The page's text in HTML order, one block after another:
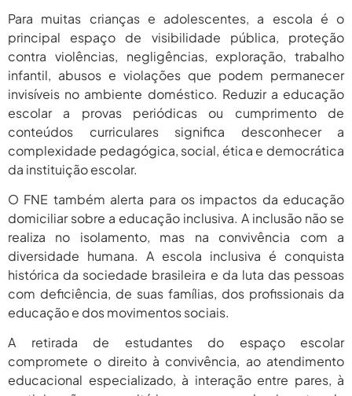
Para muitas crianças e adolescentes, a escola é o
principal espaço de visibilidade pública, proteção
contra violências, negligências, exploração, trabalho
infantil, abusos e violações que podem permanecer
invisíveis no ambiente doméstico. Reduzir a educação
escolar a provas periódicas ou cumprimento de
conteúdos curriculares significa desconhecer a
complexidade pedagógica, social, ética e democrática
da instituição escolar.
O FNE também alerta para os impactos da educação
domiciliar sobre a educação inclusiva. A inclusão não se
realiza no isolamento, mas na convivência com a
diversidade humana. A escola inclusiva é conquista
histórica da sociedade brasileira e da luta das pessoas
com deficiência, de suas famílias, dos profissionais da
educação e dos movimentos sociais.
A retirada de estudantes do espaço escolar
compromete o direito à convivência, ao atendimento
educacional especializado, à interação entre pares, à